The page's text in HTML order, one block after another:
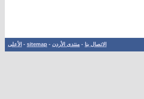
الاتصال بنا - منتدى الأردن -
sitemap
- الأعلى